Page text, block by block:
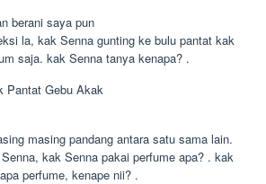
berani saya pun
la, kak Senna gunting ke bulu pantat kak
saja. kak Senna tanya kenapa? .
Pantat Gebu Akak
masing pandang antara satu sama lain.
kak Senna pakai perfume apa? . kak
perfume, kenape nii? .